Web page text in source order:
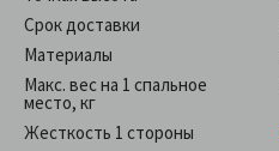
Срок доставки
Материалы
Макс. вес на 1 спальное
место, кг
Жесткость 1 стороны